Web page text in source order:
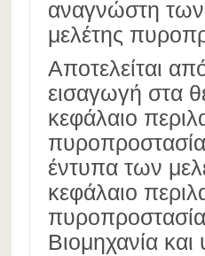
αναγνώστη των
μελέτης
Αποτελείται
εισαγωγή στα
κεφάλαιο
έντυπα των
κεφάλαιο
Βιομηχανία και